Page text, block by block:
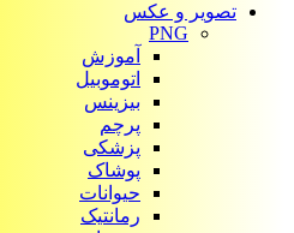
تصویر و عکس
PNG
آموزش
اتوموبیل
بیزینس
پرچم
پزشکی
پوشاک
حیوانات
رمانتیک